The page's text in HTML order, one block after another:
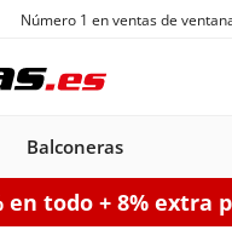
Número 1 en ventas de
Balconeras
Puertas
en todo + 8% extra